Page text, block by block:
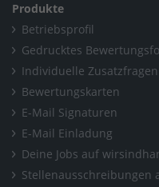
Produkte
Betriebsprofil
Gedrucktes
Individuelle Zusatzfragen
Bewertungskarten
E-Mail Signaturen
E-Mail Einladung
Deine Jobs auf
Stellenausschreibungen